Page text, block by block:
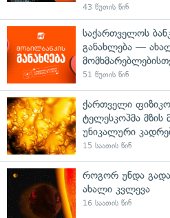
43 წუთის წინ
საქართველოს
განახლება —
51 წუთის წინ
ქართველი
ტელესკოპმა მზის
უნიკალური
15 საათის წინ
როგორ უნდა
ახალი კვლევა
16 საათის წინ